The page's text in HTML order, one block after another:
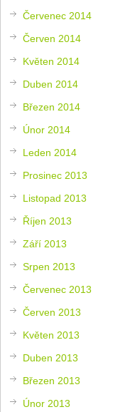
Červenec 2014
Červen 2014
Květen 2014
Duben 2014
Březen 2014
Únor 2014
Leden 2014
Prosinec 2013
Listopad 2013
Říjen 2013
Září 2013
Srpen 2013
Červenec 2013
Červen 2013
Květen 2013
Duben 2013
Březen 2013
Únor 2013